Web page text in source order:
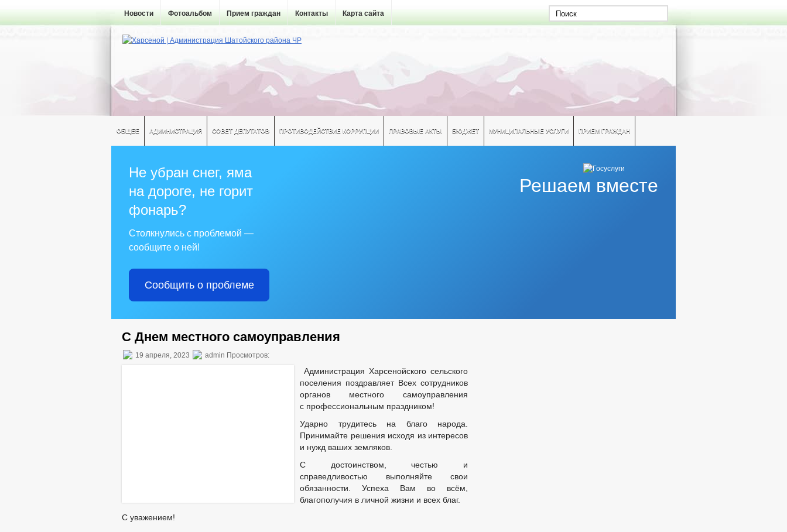
Новости Фотоальбом Прием граждан Контакты Карта сайта
ОБЩЕЕ АДМИНИСТРАЦИЯ СОВЕТ ДЕПУТАТОВ ПРОТИВОДЕЙСТВИЕ КОРРУПЦИИ ПРАВОВЫЕ АКТЫ БЮДЖЕТ МУНИЦИПАЛЬНЫЕ УСЛУГИ ПРИЕМ ГРАЖДАН
Решаем вместе
Не убран снег, яма
на дороге, не горит
фонарь?
Столкнулись с проблемой —
сообщите о ней!
Сообщить о проблеме
С Днем местного самоуправления
19 апреля, 2023 admin Просмотров:
Администрация Харсенойского сельского
поселения поздравляет Всех сотрудников
органов местного самоуправления
с профессиональным праздником!
Ударно трудитесь на благо народа.
Принимайте решения исходя из интересов
и нужд ваших земляков.
С достоинством, честью и
справедливостью выполняйте свои
обязанности. Успеха Вам во всём,
благополучия в личной жизни и всех благ.
С уважением!